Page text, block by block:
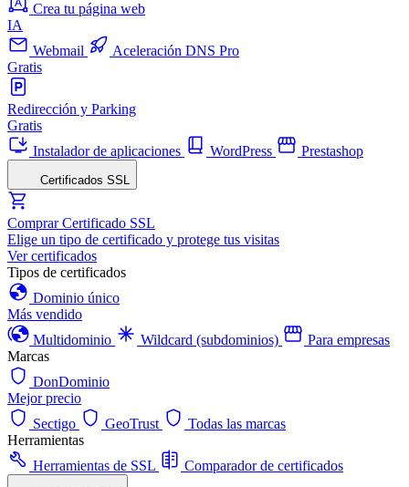
Crea tu página web
IA
Webmail
Aceleración DNS Pro
Gratis
Redirección y Parking
Gratis
Instalador de aplicaciones
WordPress Prestashop
Certificados SSL
Comprar Certificado SSL
Elige un tipo de certificado y protege tus visitas
Ver certificados
Tipos de certificados
Dominio único
Más vendido
Multidominio
Wildcard (subdominios)
Para empresas
Marcas
DonDominio
Mejor precio
Sectigo
GeoTrust
Todas las marcas
Herramientas
Herramientas de SSL
Comparador de certificados